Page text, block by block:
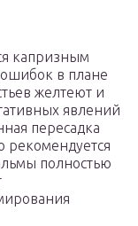
капризным
в плане
желтеют и
явлений
пересадка
рекомендуется
полностью